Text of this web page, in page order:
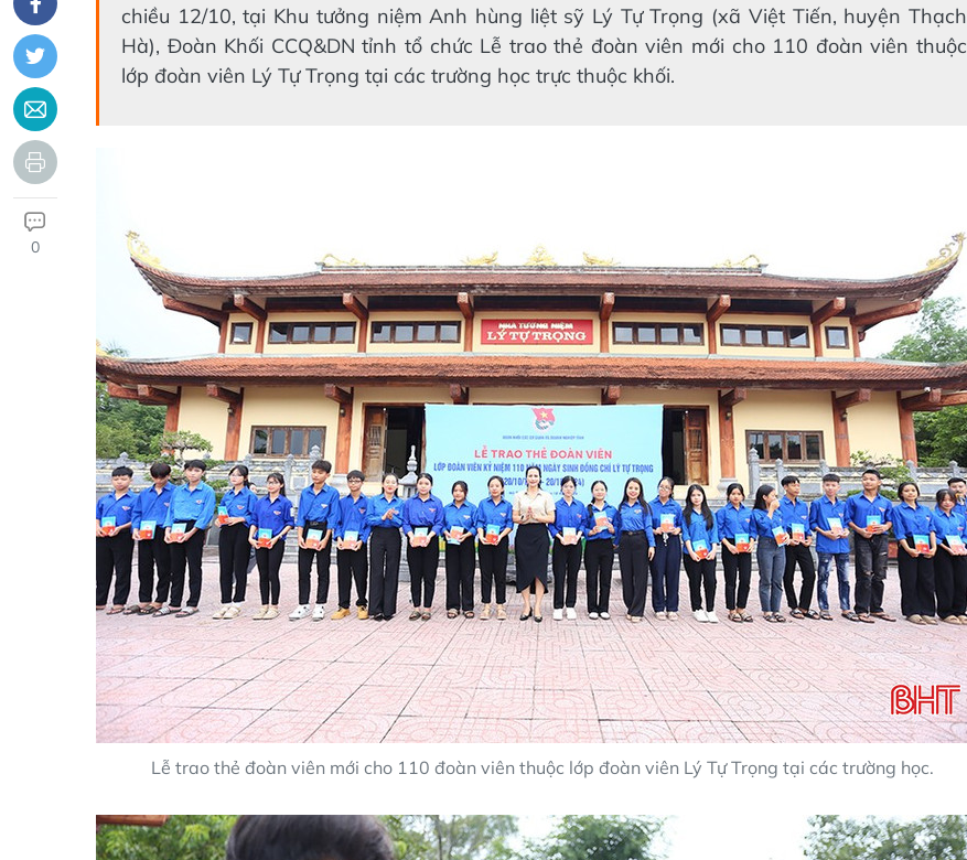
0
chiều 12/10, tại Khu tưởng niệm Anh hùng liệt sỹ Lý Tự Trọng (xã Việt Tiến, huyện Thạch
Hà), Đoàn Khối CCQ&DN tỉnh tổ chức Lễ trao thẻ đoàn viên mới cho 110 đoàn viên thuộc
lớp đoàn viên Lý Tự Trọng tại các trường học trực thuộc khối.
Lễ trao thẻ đoàn viên mới cho 110 đoàn viên thuộc lớp đoàn viên Lý Tự Trọng tại các trường học.